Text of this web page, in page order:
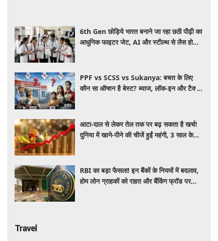
6th Gen छोड़िये भारत बनाने जा रहा छठी पीढ़ी का
आधुनिक फाइटर जेट, AI और स्टील्थ से लैस होगा
PPF vs SCSS vs Sukanya: बचत के लिए
कौन सा ऑप्शन है बेस्ट? ब्याज, लॉक-इन और टैक्स
आटा-दाल से लेकर तेल तक पर बढ़ सकता है खर्च!
दुनिया में खाने-पीने की चीजें हुईं महंगी, 3 साल के
RBI का बड़ा फैसला! इन बैंकों के नियमों में बदलाव,
होम लोन ग्राहकों को राहत और बैंकिंग फ्रॉड पर
Travel